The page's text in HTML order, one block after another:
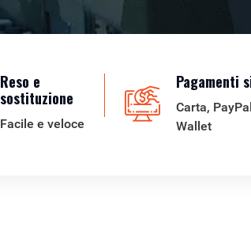
Reso e
sostituzione
Facile e veloce
Pagamenti
Carta,
Wallet